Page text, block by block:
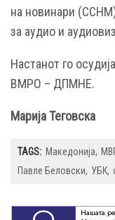
на новинари
за аудио и
Настанот го
ВМРО – ДПМНЕ.
Марија Теговска
TAGS: Македонија
Павле Беловски
УБК